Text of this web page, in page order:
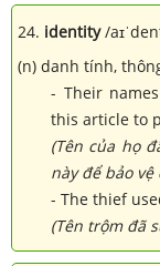
24. identity/
(n) danh tính,
- Their
this article to
(Tên của họ
này để bảo
- The thief
(Tên trộm đã